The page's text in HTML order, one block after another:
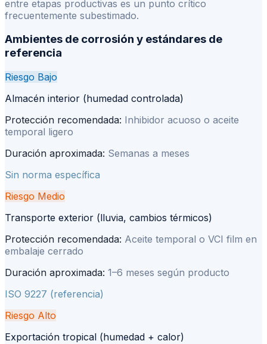
entre etapas productivas es un punto crítico
frecuentemente subestimado.
Ambientes de corrosión y estándares de
referencia
Riesgo Bajo
Almacén interior (humedad controlada)
Protección recomendada: Inhibidor acuoso o aceite
temporal ligero
Duración aproximada: Semanas a meses
Sin norma específica
Riesgo Medio
Transporte exterior (lluvia, cambios térmicos)
Protección recomendada: Aceite temporal o VCI film en
embalaje cerrado
Duración aproximada: 1–6 meses según producto
ISO 9227 (referencia)
Riesgo Alto
Exportación tropical (humedad + calor)